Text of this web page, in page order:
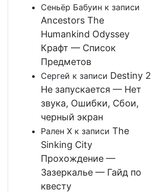
Сеньёр Бабуин к записи
Ancestors The
Humankind Odyssey
Крафт — Список
Предметов
Сергей к записи Destiny 2
Не запускается — Нет
звука, Ошибки, Сбои,
черный экран
Рален Х к записи The
Sinking City
Прохождение —
Зазеркалье — Гайд по
квесту